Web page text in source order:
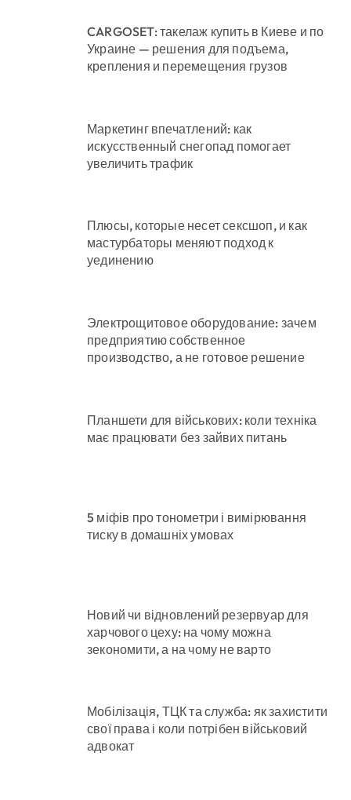
CARGOSET: такелаж купить в Киеве и по
Украине — решения для подъема,
крепления и перемещения грузов
Маркетинг впечатлений: как
искусственный снегопад помогает
увеличить трафик
Плюсы, которые несет сексшоп, и как
мастурбаторы меняют подход к
уединению
Электрощитовое оборудование: зачем
предприятию собственное
производство, а не готовое решение
Планшети для військових: коли техніка
має працювати без зайвих питань
5 міфів про тонометри і вимірювання
тиску в домашніх умовах
Новий чи відновлений резервуар для
харчового цеху: на чому можна
зекономити, а на чому не варто
Мобілізація, ТЦК та служба: як захистити
свої права і коли потрібен військовий
адвокат